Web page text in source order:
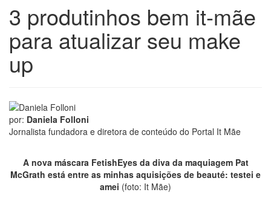
3 produtinhos bem it-mãe
para atualizar seu make
up
por: Daniela Folloni
Jornalista fundadora e diretora de conteúdo do Portal It Mãe
A nova máscara FetishEyes da diva da maquiagem Pat
McGrath está entre as minhas aquisições de beauté: testei e
amei (foto: It Mãe)